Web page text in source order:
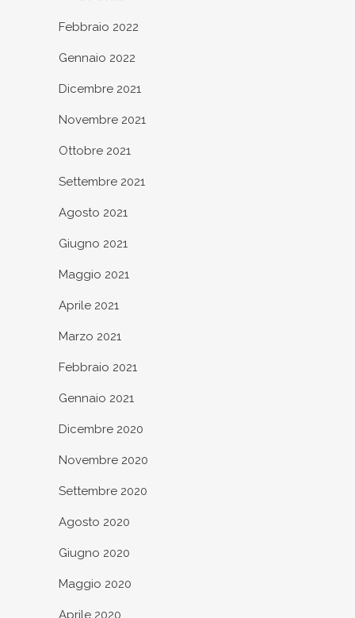
Febbraio 2022
Gennaio 2022
Dicembre 2021
Novembre 2021
Ottobre 2021
Settembre 2021
Agosto 2021
Giugno 2021
Maggio 2021
Aprile 2021
Marzo 2021
Febbraio 2021
Gennaio 2021
Dicembre 2020
Novembre 2020
Settembre 2020
Agosto 2020
Giugno 2020
Maggio 2020
Aprile 2020